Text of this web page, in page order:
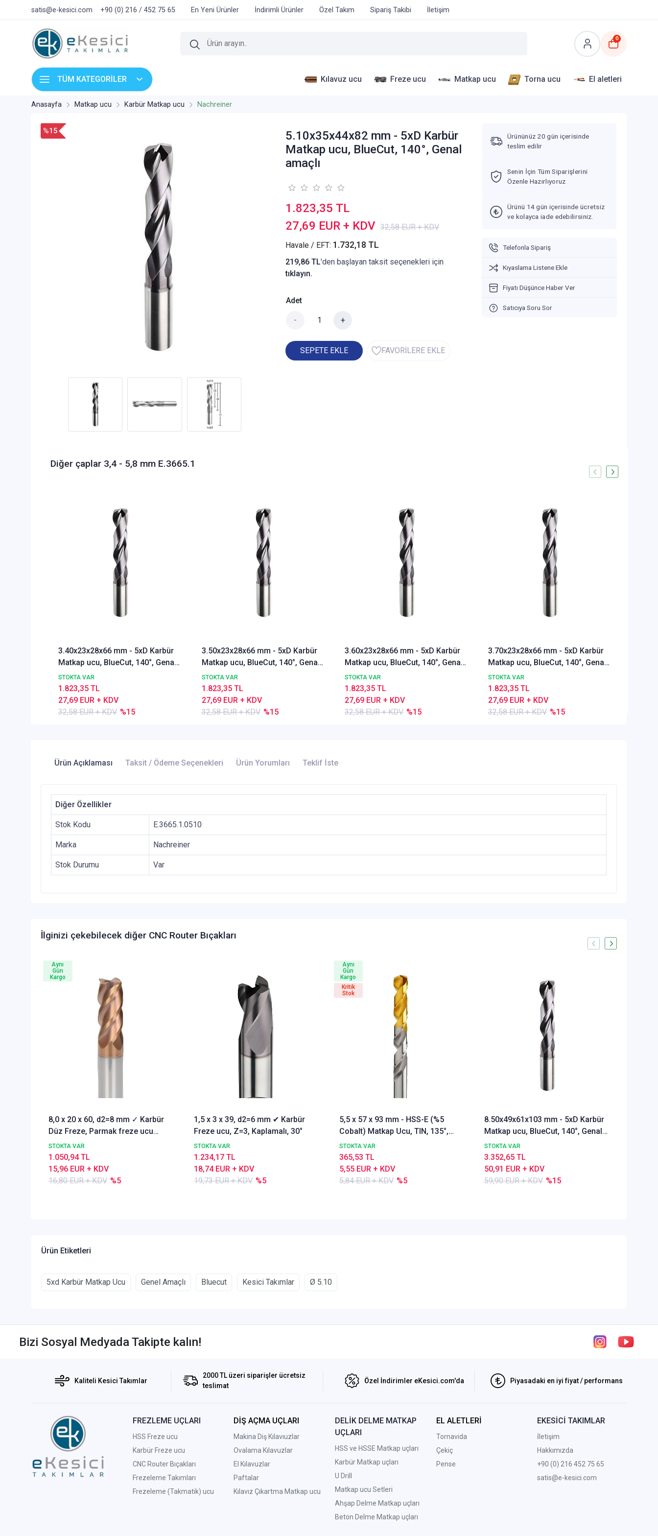
satis@e-kesici.com +90 (0) 216 / 452 75 65 En Yeni Ürünler İndirimli Ürünler Özel Takım Sipariş Takibi İletişim
0
TÜM KATEGORİLER Kılavuz ucu Freze ucu Matkap ucu Torna ucu El aletleri
Anasayfa Matkap ucu Karbür Matkap ucu Nachreiner
%15
Diğer çaplar 3,4 - 5,8 mm E.3665.1
3.40x23x28x66 mm - 5xD Karbür
Matkap ucu, BlueCut, 140°, Genal
amaçlı
STOKTA VAR
32,58 EUR + KDV %15
27,69 EUR + KDV
1.823,35 TL
3.50x23x28x66 mm - 5xD Karbür
Matkap ucu, BlueCut, 140°, Genal
amaçlı
STOKTA VAR
32,58 EUR + KDV %15
27,69 EUR + KDV
1.823,35 TL
3.60x23x28x66 mm - 5xD Karbür
Matkap ucu, BlueCut, 140°, Genal
amaçlı
STOKTA VAR
32,58 EUR + KDV %15
27,69 EUR + KDV
1.823,35 TL
3.70x23x28x66 mm - 5xD Karbür
Matkap ucu, BlueCut, 140°, Genal
amaçlı
STOKTA VAR
32,58 EUR + KDV %15
27,69 EUR + KDV
1.823,35 TL
5.10x35x44x82 mm - 5xD Karbür
Matkap ucu, BlueCut, 140°, Genal
amaçlı
1.823,35 TL
27,69 EUR + KDV 32,58 EUR + KDV
Havale / EFT: 1.732,18 TL
219,86 TL'den başlayan taksit seçenekleri için
tıklayın.
Adet
- +
SEPETE EKLE FAVORİLERE EKLE
Ürününüz 20 gün içerisinde
teslim edilir
Senin İçin Tüm Siparişlerini
Özenle Hazırlıyoruz
Ürünü 14 gün içerisinde ücretsiz
ve kolayca iade edebilirsiniz.
Telefonla Sipariş
Kıyaslama Listene Ekle
Fiyatı Düşünce Haber Ver
Satıcıya Soru Sor
Ürün Açıklaması Taksit / Ödeme Seçenekleri Ürün Yorumları Teklif İste
Diğer Özellikler
Stok Kodu E.3665.1.0510
Marka Nachreiner
Stok Durumu Var
İlginizi çekebilecek diğer CNC Router Bıçakları
8,0 x 20 x 60, d2=8 mm ✓ Karbür
Düz Freze, Parmak freze ucu
Z=4,TiSiN Kaplamalı
STOKTA VAR
16,80 EUR + KDV %5
15,96 EUR + KDV
1.050,94 TL
Aynı
Gün
Kargo
1,5 x 3 x 39, d2=6 mm ✔ Karbür
Freze ucu, Z=3, Kaplamalı, 30°
STOKTA VAR
19,73 EUR + KDV %5
18,74 EUR + KDV
1.234,17 TL
5,5 x 57 x 93 mm - HSS-E (%5
Cobalt) Matkap Ucu, TIN, 135°,
DIN338 Delik Delme ucu,
Nachreiner
STOKTA VAR
5,84 EUR + KDV %5
5,55 EUR + KDV
365,53 TL
Aynı
Gün
Kargo
Kritik
Stok
8.50x49x61x103 mm - 5xD Karbür
Matkap ucu, BlueCut, 140°, Genal
amaçlı
STOKTA VAR
59,90 EUR + KDV %15
50,91 EUR + KDV
3.352,65 TL
Ürün Etiketleri
5xd Karbür Matkap Ucu Genel Amaçlı Bluecut Kesici Takımlar Ø 5.10
Bizi Sosyal Medyada Takipte kalın!
Kaliteli Kesici Takımlar
2000 TL üzeri siparişler ücretsiz
teslimat
Özel İndirimler eKesici.com'da Piyasadaki en iyi fiyat / performans
FREZLEME UÇLARI
HSS Freze ucu
Karbür Freze ucu
CNC Router Bıçakları
Frezeleme Takımları
Frezeleme (Takmatik) ucu
DİŞ AÇMA UÇLARI
Makina Diş Kılavıuzlar
Ovalama Kılavuzlar
El Kılavuzlar
Paftalar
Kılavız Çıkartma Matkap ucu
DELİK DELME MATKAP
UÇLARI
HSS ve HSSE Matkap uçları
Karbür Matkap uçları
U Drill
Matkap ucu Setleri
Ahşap Delme Matkap uçları
Beton Delme Matkap uçları
EL ALETLERİ
Tornavida
Çekiç
Pense
EKESİCİ TAKIMLAR
İletişim
Hakkımızda
+90 (0) 216 452 75 65
satis@e-kesici.com